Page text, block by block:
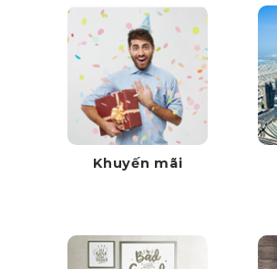
Khuyến mãi